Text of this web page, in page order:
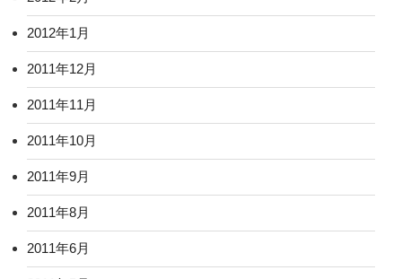
2012年1月
2011年12月
2011年11月
2011年10月
2011年9月
2011年8月
2011年6月